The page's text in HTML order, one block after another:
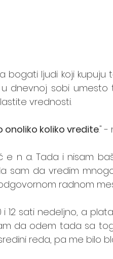
bogati ljudi koji kupuju
dnevnoj sobi umesto
vrednosti.
onoliko koliko vredite." -
e n a. Tada i nisam
sam da vredim
radnom
i 12 sati nedeljno, a
da odem tada sa
reda, pa me bilo